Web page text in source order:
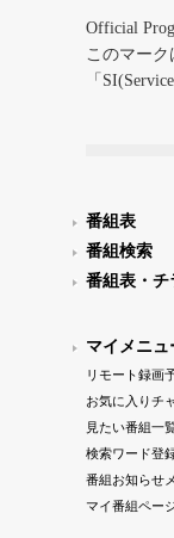
Official
このマーク
「
番組表
番組検索
番組表・チ
マイメニュ
リモート録画
お気に入りチ
見たい番組一
検索ワード登
番組お知らせ
マイ番組ペー